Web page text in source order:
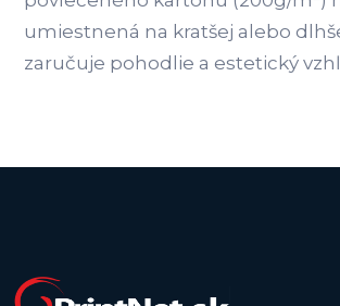
umiestnená na kratšej alebo
zaručuje pohodlie a estetický